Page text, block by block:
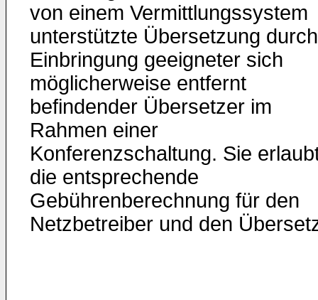
von einem Vermittlungssystem
unterstützte Übersetzung durch
Einbringung geeigneter sich
möglicherweise entfernt
befindender Übersetzer im
Rahmen einer
Konferenzschaltung. Sie
die entsprechende
Gebührenberechnung für den
Netzbetreiber und den